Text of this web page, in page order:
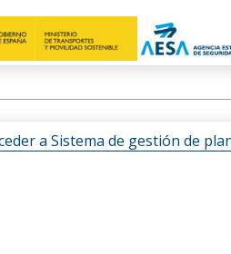
a Sistema de gestión de